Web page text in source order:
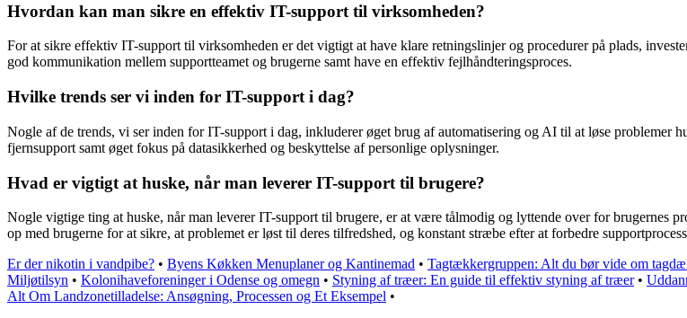
Hvordan kan man sikre en effektiv IT-support til virksomheden?
For at sikre effektiv IT-support til virksomheden er det vigtigt at have klare retningslinjer og procedurer på plads,
god kommunikation mellem supportteamet og brugerne samt have en effektiv fejlhåndteringsproces.
Hvilke trends ser vi inden for IT-support i dag?
Nogle af de trends, vi ser inden for IT-support i dag, inkluderer øget brug af automatisering og AI til at løse problemer
fjernsupport samt øget fokus på datasikkerhed og beskyttelse af personlige oplysninger.
Hvad er vigtigt at huske, når man leverer IT-support til brugere?
Nogle vigtige ting at huske, når man leverer IT-support til brugere, er at være tålmodig og lyttende over for brugernes
op med brugerne for at sikre, at problemet er løst til deres tilfredshed, og konstant stræbe efter at forbedre
Er der nikotin i vandpibe? • Byens Køkken Menuplaner og Kantinemad • Tagtækkergruppen: Alt du bør vide om
Miljøtilsyn • Kolonihaveforeninger i Odense og omegn • Styning af træer: En guide til effektiv styning af træer•
Alt Om Landzonetilladelse: Ansøgning, Processen og Et Eksempel •